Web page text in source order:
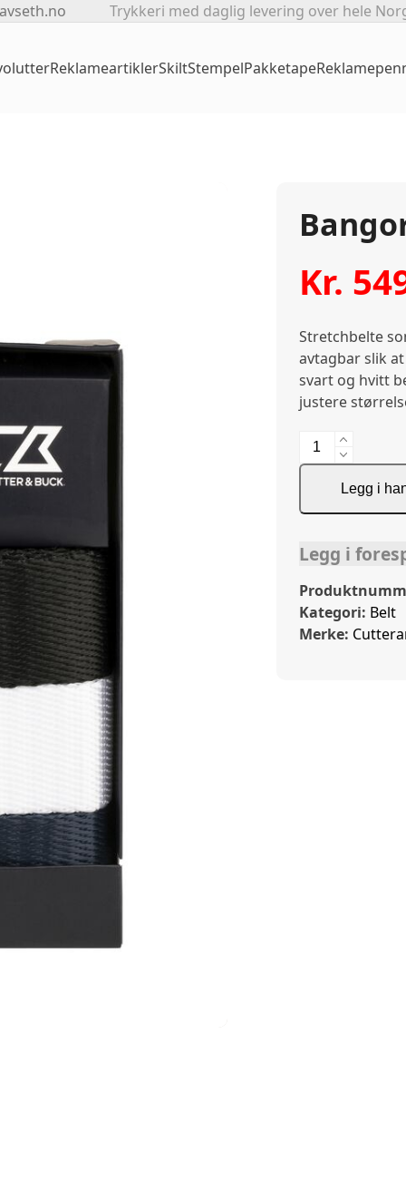
Trykkeri med daglig levering over hele
ReklameartiklerSkiltStempelPakketape
Kr.
Stretchbelte
avtagbar slik
svart og hvitt
justere
Bangor
3-
Belt
Legg i
Legg i
Kategori: Belt
Merke: